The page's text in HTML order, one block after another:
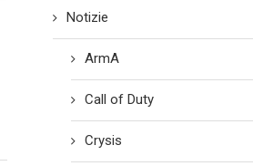
Notizie
ArmA
Call of Duty
Crysis